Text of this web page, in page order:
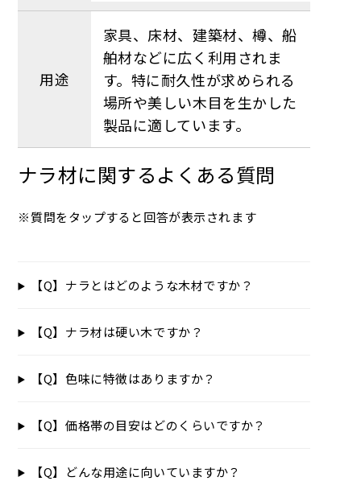
用途
家具、床材、建築材、樽、船
舶材などに広く利用されま
す。特に耐久性が求められる
場所や美しい木目を生かした
製品に適しています。
ナラ材に関するよくある質問
※質問をタップすると回答が表示されます
【Q】ナラとはどのような木材ですか？
【Q】ナラ材は硬い木ですか？
【Q】色味に特徴はありますか？
【Q】価格帯の目安はどのくらいですか？
【Q】どんな用途に向いていますか？